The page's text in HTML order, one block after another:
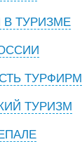
ТУРИЗМЕ
ТУРФИРМ
ТУРИЗМ